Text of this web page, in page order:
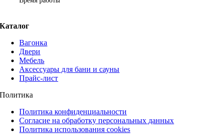
Каталог
Вагонка
Двери
Мебель
Аксессуары для бани и сауны
Прайс-лист
Политика
Политика конфиденциальности
Согласие на обработку персональных данных
Политика использования cookies